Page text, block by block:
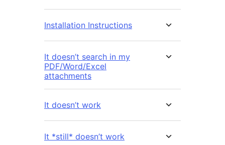
Installation Instructions
It doesn’t search in my
PDF/Word/Excel
attachments
It doesn’t work
It *still* doesn’t work